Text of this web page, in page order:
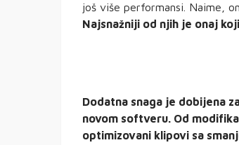
još više performansi. Naime,
Najsnažniji od njih je onaj
Dodatna snaga je dobijena
novom softveru. Od
optimizovani klipovi sa